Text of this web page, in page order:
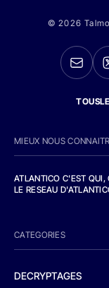
© 2026
MIEUX NOUS
ATLANTICO C'EST QUI,
LE RESEAU
CATEGORIES
DECRYPTAGES